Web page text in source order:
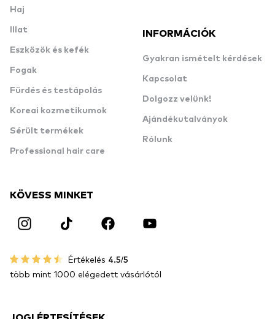
Haj
Illat
Eszközök és kefék
Fogak
Fürdés és testápolás
Koreai kozmetikumok
Sérült termékek
Professional hair care
INFORMÁCIÓK
Gyakran ismételt kérdések
Kapcsolat
Dolgozz velünk!
Ajándékutalványok
Rólunk
KÖVESS MINKET
Értékelés 4.5/5
több mint 1000 elégedett vásárlótól